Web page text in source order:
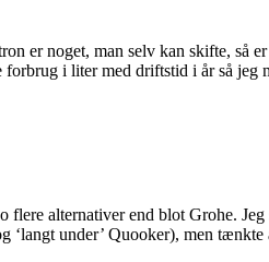
er noget, man selv kan skifte, så
i liter med driftstid i år så jeg
alternativer end blot Grohe.
‘langt under’ Quooker), men